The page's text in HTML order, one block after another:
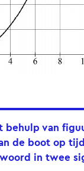
behulp van
de boot op
in twee